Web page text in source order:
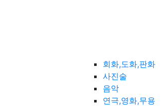
회화,도화,판화
사진술
음악
연극,영화,무용